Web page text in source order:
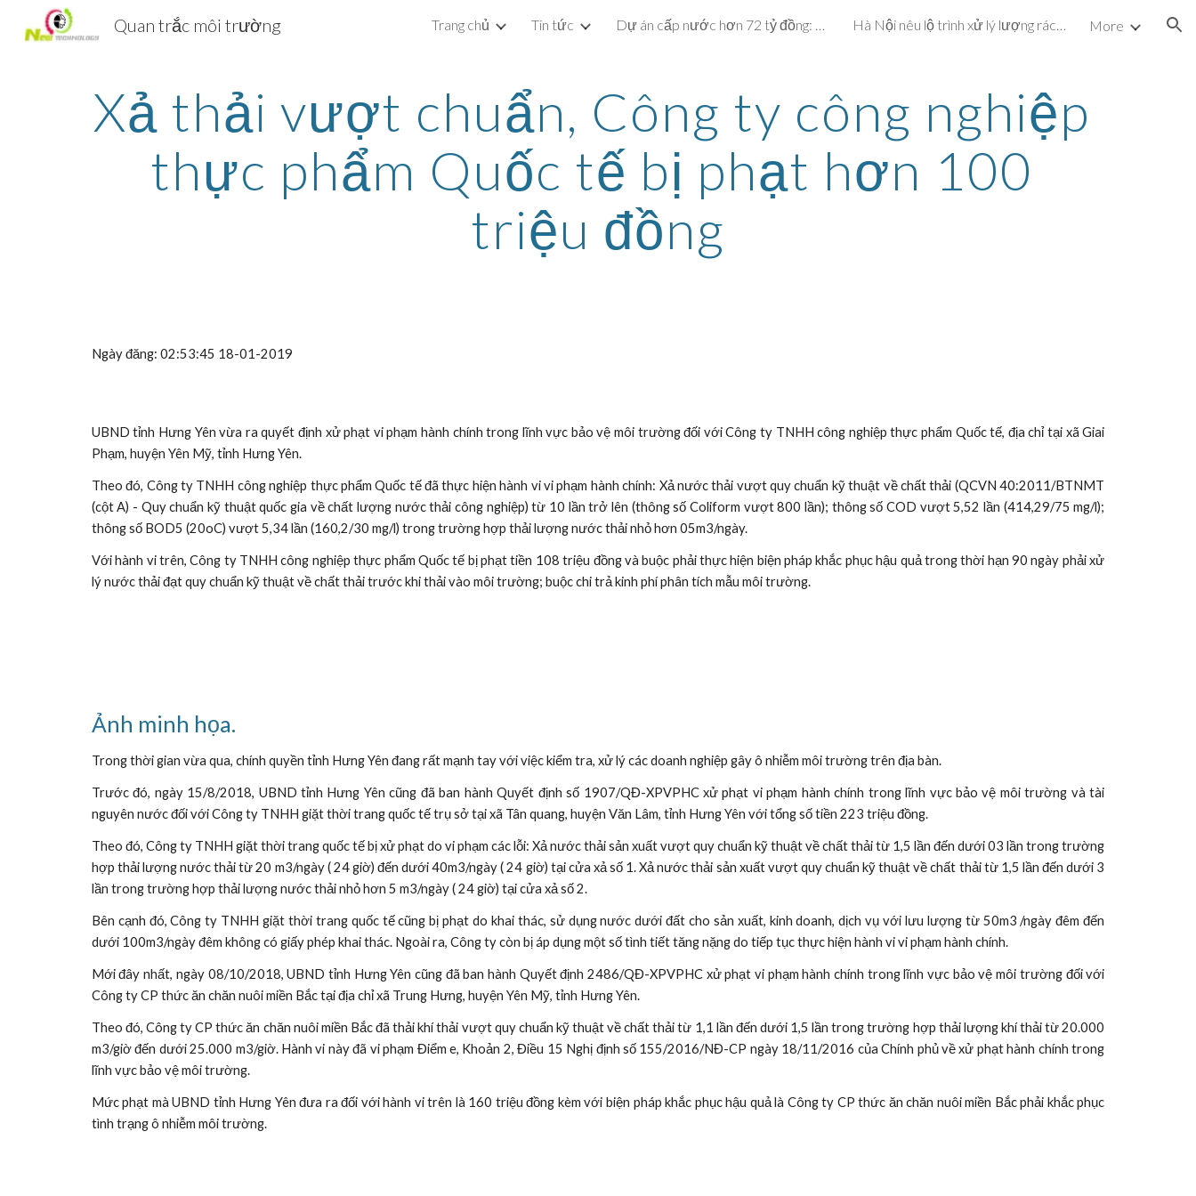
Skip to main content Skip to navigation
Quan trắc môi trường Trang chủ Tin tức Dự án cấp nước hơn 72 tỷ đồng: Vừa vận hành, vừa khắc phục sự cố Hà Nội nêu lộ trình xử lý lượng rác chôn ở bãi Nam Sơn More
Xả thải vượt chuẩn, Công ty công nghiệp
thực phẩm Quốc tế bị phạt hơn 100
triệu đồng
Ngày đăng: 02:53:45 18-01-2019
UBND tỉnh Hưng Yên vừa ra quyết định xử phạt vi phạm hành chính trong lĩnh vực bảo vệ môi trường đối với Công ty TNHH công nghiệp thực phẩm Quốc tế, địa chỉ tại xã Giai
Phạm, huyện Yên Mỹ, tỉnh Hưng Yên.
Theo đó, Công ty TNHH công nghiệp thực phẩm Quốc tế đã thực hiện hành vi vi phạm hành chính: Xả nước thải vượt quy chuẩn kỹ thuật về chất thải (QCVN 40:2011/BTNMT
(cột A) - Quy chuẩn kỹ thuật quốc gia về chất lượng nước thải công nghiệp) từ 10 lần trở lên (thông số Coliform vượt 800 lần); thông số COD vượt 5,52 lần (414,29/75 mg/l);
thông số BOD5 (20oC) vượt 5,34 lần (160,2/30 mg/l) trong trường hợp thải lượng nước thải nhỏ hơn 05m3/ngày.
Với hành vi trên, Công ty TNHH công nghiệp thực phẩm Quốc tế bị phạt tiền 108 triệu đồng và buộc phải thực hiện biện pháp khắc phục hậu quả trong thời hạn 90 ngày phải xử
lý nước thải đạt quy chuẩn kỹ thuật về chất thải trước khi thải vào môi trường; buộc chi trả kinh phí phân tích mẫu môi trường.
Ảnh minh họa.
Trong thời gian vừa qua, chính quyền tỉnh Hưng Yên đang rất mạnh tay với việc kiểm tra, xử lý các doanh nghiệp gây ô nhiễm môi trường trên địa bàn.
Trước đó, ngày 15/8/2018, UBND tỉnh Hưng Yên cũng đã ban hành Quyết định số 1907/QĐ-XPVPHC xử phạt vi phạm hành chính trong lĩnh vực bảo vệ môi trường và tài
nguyên nước đối với Công ty TNHH giặt thời trang quốc tế trụ sở tại xã Tân quang, huyện Văn Lâm, tỉnh Hưng Yên với tổng số tiền 223 triệu đồng.
Theo đó, Công ty TNHH giặt thời trang quốc tế bị xử phạt do vi phạm các lỗi: Xả nước thải sản xuất vượt quy chuẩn kỹ thuật về chất thải từ 1,5 lần đến dưới 03 lần trong trường
hợp thải lượng nước thải từ 20 m3/ngày ( 24 giờ) đến dưới 40m3/ngày ( 24 giờ) tại cửa xả số 1. Xả nước thải sản xuất vượt quy chuẩn kỹ thuật về chất thải từ 1,5 lần đến dưới 3
lần trong trường hợp thải lượng nước thải nhỏ hơn 5 m3/ngày ( 24 giờ) tại cửa xả số 2.
Bên cạnh đó, Công ty TNHH giặt thời trang quốc tế cũng bị phạt do khai thác, sử dụng nước dưới đất cho sản xuất, kinh doanh, dịch vụ với lưu lượng từ 50m3 /ngày đêm đến
dưới 100m3/ngày đêm không có giấy phép khai thác. Ngoài ra, Công ty còn bị áp dụng một số tình tiết tăng nặng do tiếp tục thực hiện hành vi vi phạm hành chính.
Mới đây nhất, ngày 08/10/2018, UBND tỉnh Hưng Yên cũng đã ban hành Quyết định 2486/QĐ-XPVPHC xử phạt vi phạm hành chính trong lĩnh vực bảo vệ môi trường đối với
Công ty CP thức ăn chăn nuôi miền Bắc tại địa chỉ xã Trung Hưng, huyện Yên Mỹ, tỉnh Hưng Yên.
Theo đó, Công ty CP thức ăn chăn nuôi miền Bắc đã thải khí thải vượt quy chuẩn kỹ thuật về chất thải từ 1,1 lần đến dưới 1,5 lần trong trường hợp thải lượng khí thải từ 20.000
m3/giờ đến dưới 25.000 m3/giờ. Hành vi này đã vi phạm Điểm e, Khoản 2, Điều 15 Nghị định số 155/2016/NĐ-CP ngày 18/11/2016 của Chính phủ về xử phạt hành chính trong
lĩnh vực bảo vệ môi trường.
Mức phạt mà UBND tỉnh Hưng Yên đưa ra đối với hành vi trên là 160 triệu đồng kèm với biện pháp khắc phục hậu quả là Công ty CP thức ăn chăn nuôi miền Bắc phải khắc phục
tình trạng ô nhiễm môi trường.